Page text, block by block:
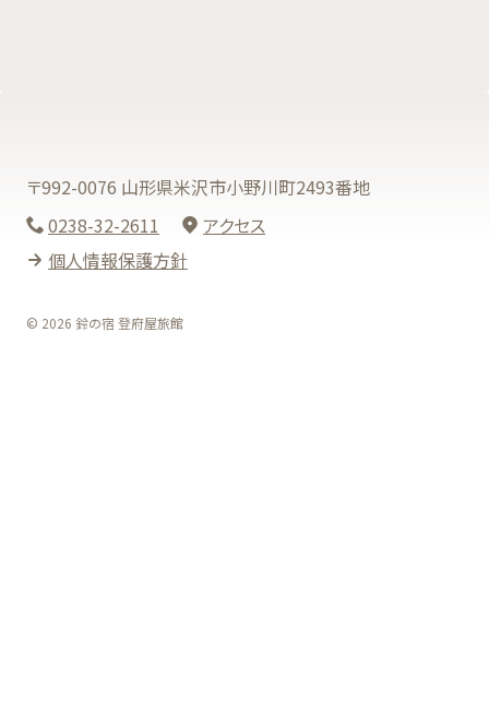
〒992-0076 山形県米沢市小野川町2493番地
0238-32-2611
アクセス
個人情報保護方針
© 2026 鈴の宿 登府屋旅館